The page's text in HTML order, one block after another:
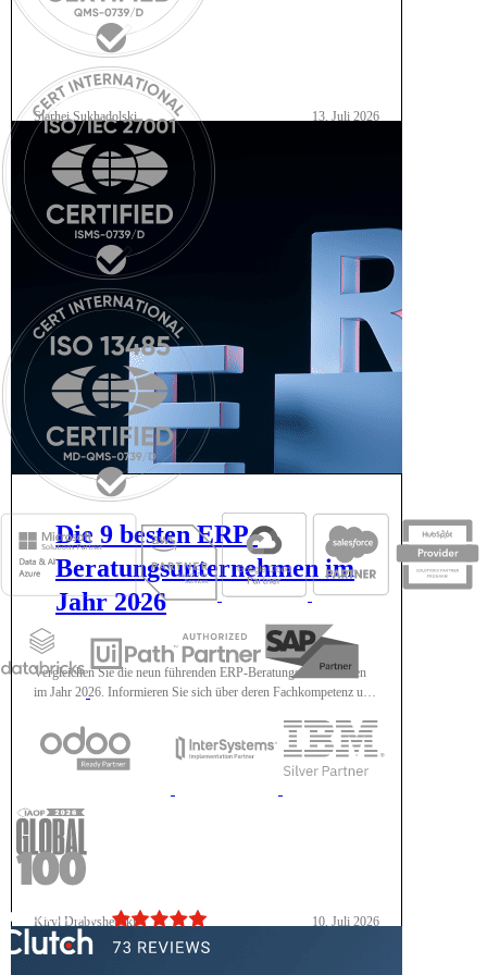
Siarhei Sukhadolski 13. Juli 2026
Die 9 besten ERP-
Beratungsunternehmen im
Jahr 2026
Vergleichen Sie die neun führenden ERP-Beratungsunternehmen
im Jahr 2026. Informieren Sie sich über deren Fachkompetenz und
für Sie passenden Partners.
Kiryl Drabysheuski 10. Juli 2026